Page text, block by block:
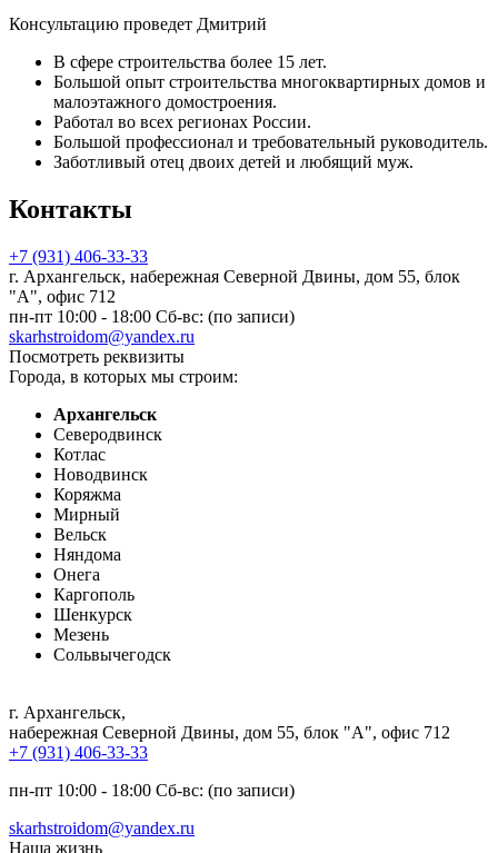
Консультацию проведет Дмитрий
В сфере строительства более 15 лет.
Большой опыт строительства многоквартирных домов и
малоэтажного домостроения.
Работал во всех регионах России.
Большой профессионал и требовательный руководитель.
Заботливый отец двоих детей и любящий муж.
Контакты
+7 (931) 406-33-33
г. Архангельск, набережная Северной Двины, дом 55, блок
"А", офис 712
пн-пт 10:00 - 18:00 Сб-вс: (по записи)
skarhstroidom@yandex.ru
Посмотреть реквизиты
Города, в которых мы строим:
Архангельск
Северодвинск
Котлас
Новодвинск
Коряжма
Мирный
Вельск
Няндома
Онега
Каргополь
Шенкурск
Мезень
Сольвычегодск
г. Архангельск,
набережная Северной Двины, дом 55, блок "А", офис 712
+7 (931) 406-33-33
пн-пт 10:00 - 18:00 Сб-вс: (по записи)
skarhstroidom@yandex.ru
Наша жизнь